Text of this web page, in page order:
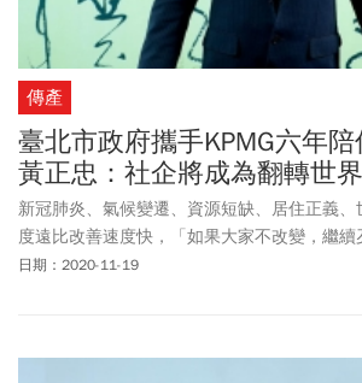
傳產
臺北市政府攜手KPMG六年
黃正忠：社企將成為翻轉世
新冠肺炎、氣候變遷、資源短缺、居住正義
度遠比改善速度快，「如果大家不改變，繼
一條！」KPMG安侯永續發展顧問股份有限公
日期：2020-11-19